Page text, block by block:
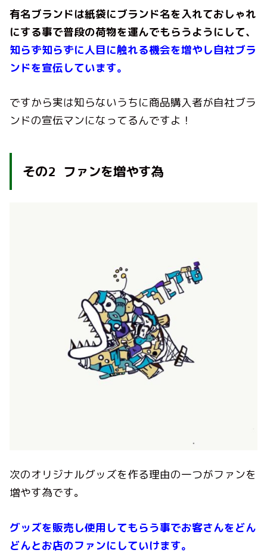
有名ブランドは紙袋にブランド名を入れておしゃれ
にする事で普段の荷物を運んでもらうようにして、
知らず知らずに人目に触れる機会を増やし自社ブラ
ンドを宣伝しています。
ですから実は知らないうちに商品購入者が自社ブラ
ンドの宣伝マンになってるんですよ！
その2 ファンを増やす為
次のオリジナルグッズを作る理由の一つがファンを
増やす為です。
グッズを販売し使用してもらう事でお客さんをどん
どんとお店のファンにしていけます。